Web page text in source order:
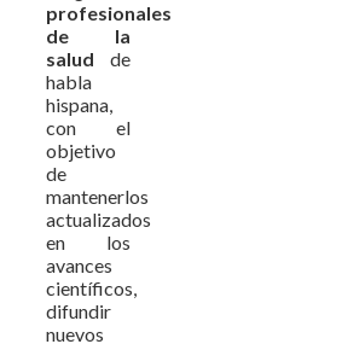
profesionales
de la
salud de
habla
hispana,
con el
objetivo
de
mantenerlos
actualizados
en los
avances
científicos,
difundir
nuevos